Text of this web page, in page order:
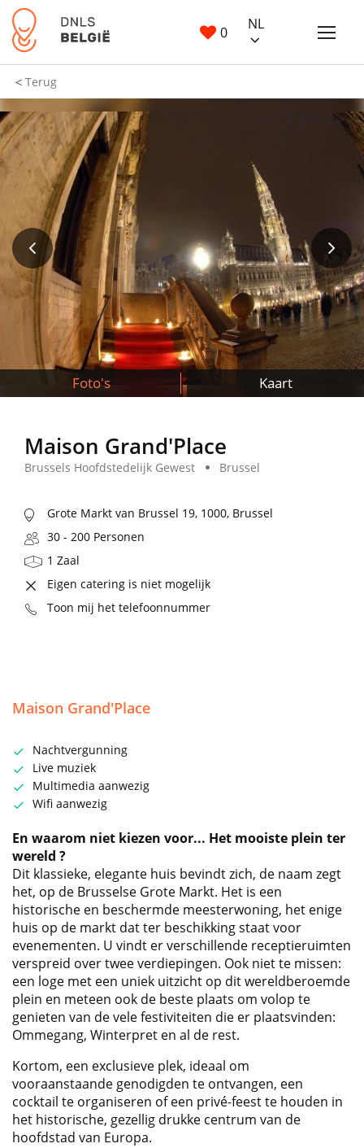
0 NL
Terug
Foto's Kaart
Maison Grand'Place
Brussels Hoofdstedelijk Gewest Brussel
Grote Markt van Brussel 19, 1000, Brussel
30 - 200 Personen
1 Zaal
Eigen catering is niet mogelijk
Toon mij het telefoonnummer
Maison Grand'Place
Nachtvergunning
Live muziek
Multimedia aanwezig
Wifi aanwezig
En waarom niet kiezen voor... Het mooiste plein ter
wereld ?
Dit klassieke, elegante huis bevindt zich, de naam zegt
het, op de Brusselse Grote Markt. Het is een
historische en beschermde meesterwoning, het enige
huis op de markt dat ter beschikking staat voor
evenementen. U vindt er verschillende receptieruimten
verspreid over twee verdiepingen. Ook niet te missen:
een loge met een uniek uitzicht op dit wereldberoemde
plein en meteen ook de beste plaats om volop te
genieten van de vele festiviteiten die er plaatsvinden:
Ommegang, Winterpret en al de rest.
Kortom, een exclusieve plek, ideaal om
vooraanstaande genodigden te ontvangen, een
cocktail te organiseren of een privé-feest te houden in
het historische, gezellig drukke centrum van de
hoofdstad van Europa.